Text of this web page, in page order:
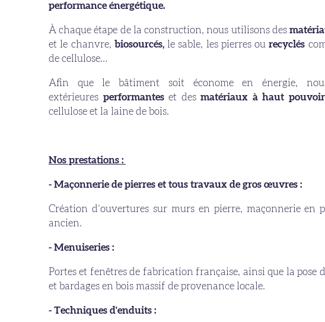
performance énergétique.
À chaque étape de la construction, nous utilisons des
et le chanvre, biosourcés, le sable, les pierres ou recyclés
de cellulose…
Afin que le bâtiment soit économe en énergie,
extérieures performanteset desmatériaux à haut
cellulose et la laine de bois.
Nos prestations :
- Maçonnerie de pierres et tous travaux de gros œuvres :
Création d’ouvertures sur murs en pierre, maçonnerie en
ancien.
- Menuiseries :
Portes et fenêtres de fabrication française, ainsi que la pose
et bardages en bois massif de provenance locale.
- Techniques d'enduits :